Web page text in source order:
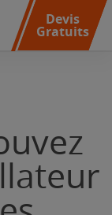
Devis
Gratuits